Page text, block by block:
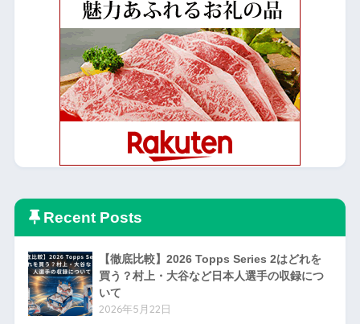
Recent Posts
【徹底比較】2026 Topps Series 2はどれを
買う？村上・大谷など日本人選手の収録につ
いて
2026年5月22日